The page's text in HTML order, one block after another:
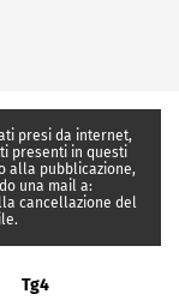
presi da internet,
presenti in questi
alla pubblicazione,
una mail a:
cancellazione del
Tg4